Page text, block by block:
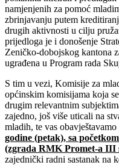
namjenjenih za pomoć
zbrinjavanju putem
drugih aktivnosti u cilju
prijedloga je i donošenje
Zeničko-dobojskog kantona
ugrađena u Program rada
S tim u vezi, Komisije za
općinskim komisijama koja
drugim relevantnim
zajedno, još više uticali na
mladih, te vas obavještavamo
godine (petak), sa
(zgrada RMK Promet-a III
zajednički radni sastanak na